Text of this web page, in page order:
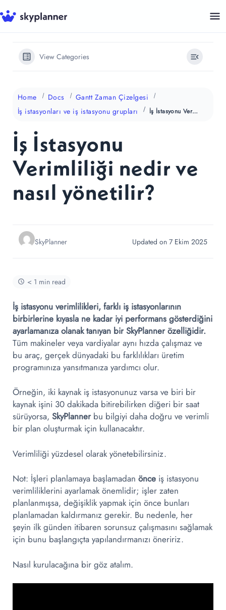
İçeriğe
atla
View Categories
Home Docs
Gantt Zaman Çizelgesi
İş istasyonları ve iş istasyonu grupları
İş İstasyonu Verimliliği nedir ve nasıl yönetilir?
İş İstasyonu
Verimliliği nedir ve
nasıl yönetilir?
SkyPlanner Updated on 7 Ekim 2025
< 1 min read
İş istasyonu verimlilikleri, farklı iş istasyonlarının
birbirlerine kıyasla ne kadar iyi performans gösterdiğini
ayarlamanıza olanak tanıyan bir SkyPlanner özelliğidir.
Tüm makineler veya vardiyalar aynı hızda çalışmaz ve
bu araç, gerçek dünyadaki bu farklılıkları üretim
programınıza yansıtmanıza yardımcı olur.
Örneğin, iki kaynak iş istasyonunuz varsa ve biri bir
kaynak işini 30 dakikada bitirebilirken diğeri bir saat
sürüyorsa, SkyPlannerbu bilgiyi daha doğru ve verimli
bir plan oluşturmak için kullanacaktır.
Verimliliği yüzdesel olarak yönetebilirsiniz.
Not: İşleri planlamaya başlamadan önce iş istasyonu
verimliliklerini ayarlamak önemlidir; işler zaten
planlanmışsa, değişiklik yapmak için önce bunları
planlamadan kaldırmanız gerekir. Bu nedenle, her
şeyin ilk günden itibaren sorunsuz çalışmasını sağlamak
için bunu başlangıçta yapılandırmanızı öneririz.
Nasıl kurulacağına bir göz atalım.